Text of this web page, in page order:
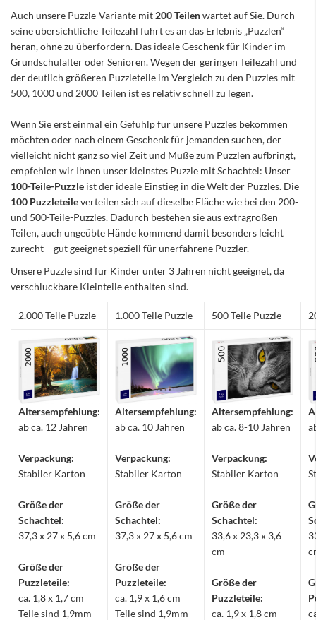
Auch unsere Puzzle-Variante mit 200 Teilenwartet auf Sie. Durch
seine übersichtliche Teilezahl führt es an das Erlebnis „Puzzlen“
heran, ohne zu überfordern. Das ideale Geschenk für Kinder im
Grundschulalter oder Senioren. Wegen der geringen Teilezahl und
der deutlich größeren Puzzleteile im Vergleich zu den Puzzles mit
500, 1000 und 2000 Teilen ist es relativ schnell zu legen.
Wenn Sie erst einmal ein Gefühlp für unsere Puzzles bekommen
möchten oder nach einem Geschenk für jemanden suchen, der
vielleicht nicht ganz so viel Zeit und Muße zum Puzzlen aufbringt,
empfehlen wir Ihnen unser kleinstes Puzzle mit Schachtel: Unser
100-Teile-Puzzle ist der ideale Einstieg in die Welt der Puzzles. Die
100 Puzzleteileverteilen sich auf dieselbe Fläche wie bei den 200-
und 500-Teile-Puzzles. Dadurch bestehen sie aus extragroßen
Teilen, auch ungeübte Hände kommend damit besonders leicht
zurecht – gut geeignet speziell für unerfahrene Puzzler.
Unsere Puzzle sind für Kinder unter 3 Jahren nicht geeignet, da
verschluckbare Kleinteile enthalten sind.
2.000 Teile Puzzle 1.000 Teile Puzzle 500 Teile Puzzle
Altersempfehlung:
ab ca. 12 Jahren
Verpackung:
Stabiler Karton
Größe der
Schachtel:
37,3 x 27 x 5,6 cm
Größe der
Puzzleteile:
ca. 1,8 x 1,7 cm
Teile sind 1,9mm
Altersempfehlung:
ab ca. 10 Jahren
Verpackung:
Stabiler Karton
Größe der
Schachtel:
37,3 x 27 x 5,6 cm
Größe der
Puzzleteile:
ca. 1,9 x 1,6 cm
Teile sind 1,9mm
Altersempfehlung:
ab ca. 8-10 Jahren
Verpackung:
Stabiler Karton
Größe der
Schachtel:
33,6 x 23,3 x 3,6
cm
Größe der
Puzzleteile:
ca. 1,9 x 1,8 cm